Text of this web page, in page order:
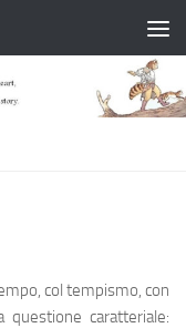
col tempismo, con
questione caratteriale: